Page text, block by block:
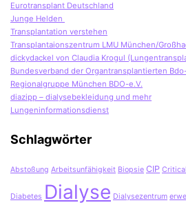
Eurotransplant Deutschland
Junge Helden
Transplantation verstehen
Transplantaionszentrum LMU München/
dickydackel von Claudia Krogul
Bundesverband der Organtransplantierten
Regionalgruppe München BDO-e.V.
diazipp – dialysebekleidung und mehr
Lungeninformationsdienst
Schlagwörter
Abstoßung Arbeitsunfähigkeit Biopsie CIP
Diabetes Dialyse Dialysezentrum